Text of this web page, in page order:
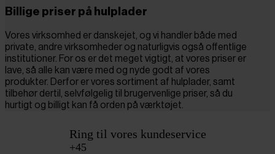
Billige priser på hulplader
Vores virksomhed er danskejet, og vi handler både med
private, andre virksomheder og naturligvis også offentlige
institutioner. For os er det meget vigtigt, at vores priser er
lave, så alle kan være med og nyde godt af vores
produkter. Derfor er vores sortiment af hulplader, samt
tilbehør dertil, selvfølgelig til brugervenlige priser, så du
hurtigt og billigt kan få orden på værktøjet.
Ring til vores kundeservice
+45